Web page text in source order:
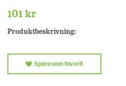
101 kr
Produktbeskrivning:
Spara som favorit